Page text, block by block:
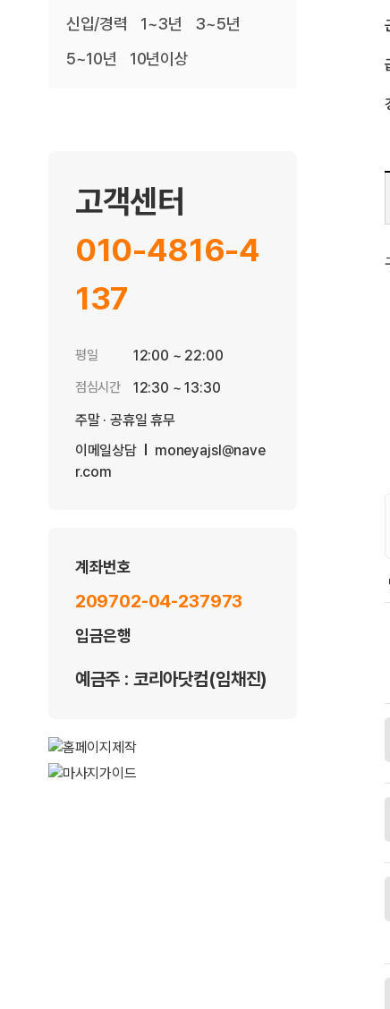
신입/경력 1~3년
3~5년
5~10년
10년이상
고객센터
010-4816-4
137
평일 12:00 ~ 22:00
점심시간
12:30 ~ 13:30
주말 · 공휴일 휴무
이메일상담
moneyajsl@nave
r.com
계좌번호
209702-04-237973
입금은행
예금주 : 코리아닷컴(임채진)